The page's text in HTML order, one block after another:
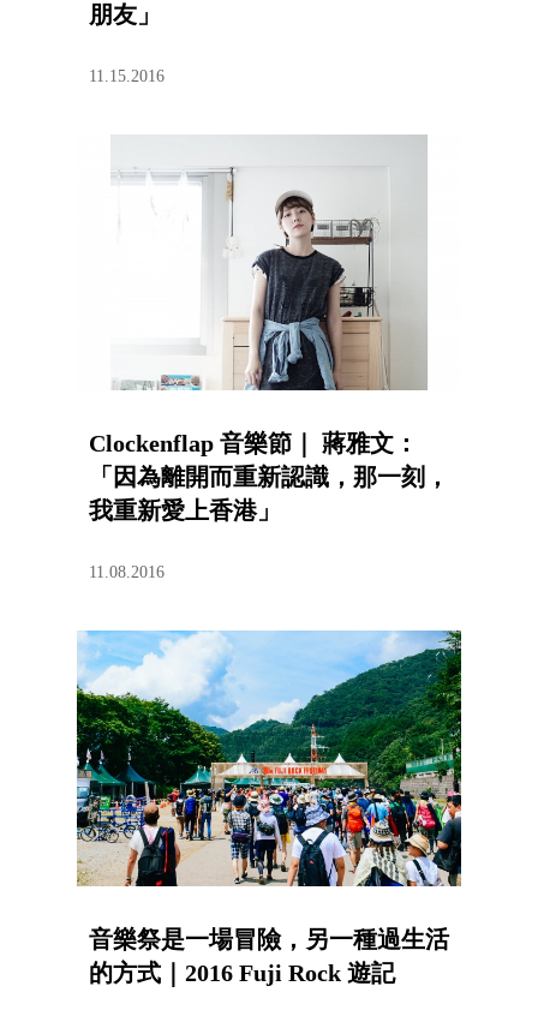
朋友」
11.15.2016
Clockenflap 音樂節｜ 蔣雅文：
「因為離開而重新認識，那一刻，
我重新愛上香港」
11.08.2016
音樂祭是一場冒險，另一種過生活
的方式｜2016 Fuji Rock 遊記